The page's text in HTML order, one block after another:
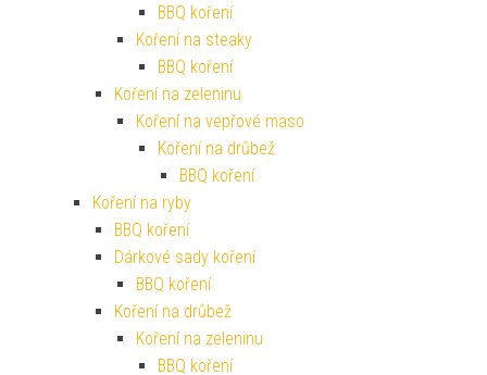
BBQ koření
Koření na steaky
BBQ koření
Koření na zeleninu
Koření na vepřové maso
Koření na drůbež
BBQ koření
Koření na ryby
BBQ koření
Dárkové sady koření
BBQ koření
Koření na drůbež
Koření na zeleninu
BBQ koření